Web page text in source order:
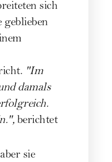
sich
geblieben
"Im
damals
berichtet
sie